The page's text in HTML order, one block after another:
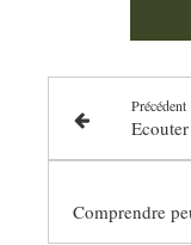
Précédent
Comprendre